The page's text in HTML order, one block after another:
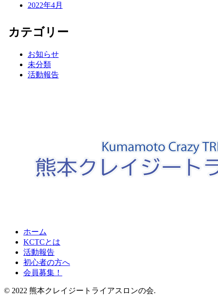
2022年4月
カテゴリー
お知らせ
未分類
活動報告
ホーム
KCTCとは
活動報告
初心者の方へ
会員募集！
© 2022 熊本クレイジートライアスロンの会.